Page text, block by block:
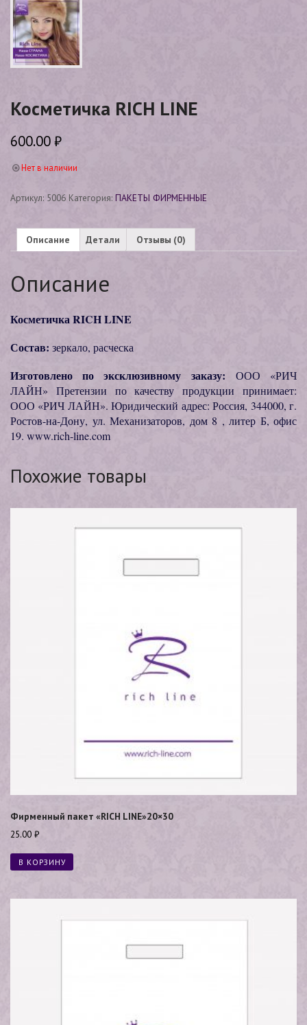
Косметичка RICH LINE
600.00₽
Нет в наличии
Артикул: 5006 Категория: ПАКЕТЫ ФИРМЕННЫЕ
Описание Детали Отзывы (0)
Описание
Косметичка RICH LINE
Состав: зеркало, расческа
Изготовлено по эксклюзивному заказу: ООО «РИЧ
ЛАЙН» Претензии по качеству продукции принимает:
ООО «РИЧ ЛАЙН». Юридический адрес: Россия, 344000, г.
Ростов-на-Дону, ул. Механизаторов, дом 8 , литер Б, офис
19. www.rich-line.com
Похожие товары
Фирменный пакет «RICH LINE»20×30
25.00 ₽
В КОРЗИНУ